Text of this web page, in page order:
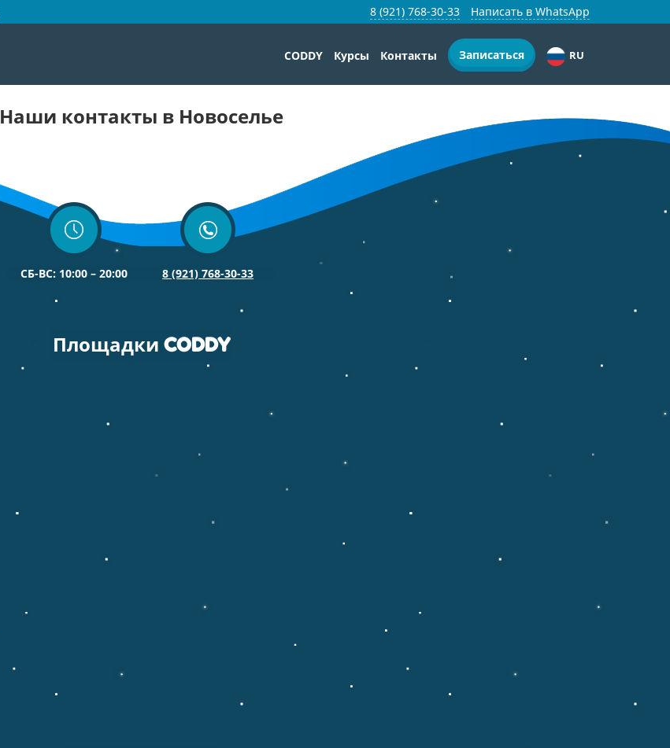
Написать в WhatsApp
8 (921) 768-30-33
CODDY Курсы Контакты Записаться RU
Наши контакты в Новоселье
СБ-ВС: 10:00 – 20:00 8 (921) 768-30-33
Площадки CODDY